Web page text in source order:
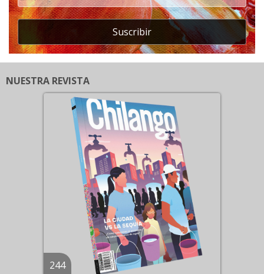
Suscribir
NUESTRA REVISTA
244